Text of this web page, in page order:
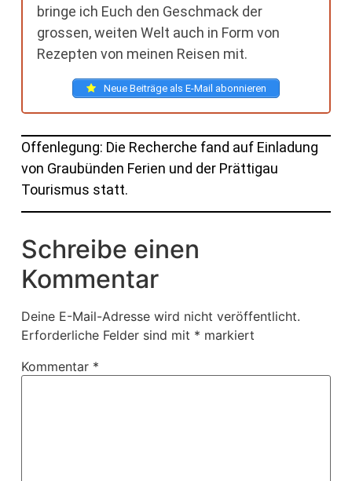
bringe ich Euch den Geschmack der
grossen, weiten Welt auch in Form von
Rezepten von meinen Reisen mit.
Neue Beiträge als E-Mail abonnieren
Offenlegung: Die Recherche fand auf Einladung
von Graubünden Ferien und der Prättigau
Tourismus statt.
Schreibe einen
Kommentar
Deine E-Mail-Adresse wird nicht veröffentlicht.
Erforderliche Felder sind mit * markiert
Kommentar *